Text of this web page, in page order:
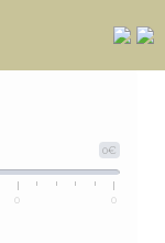
0€
0 0